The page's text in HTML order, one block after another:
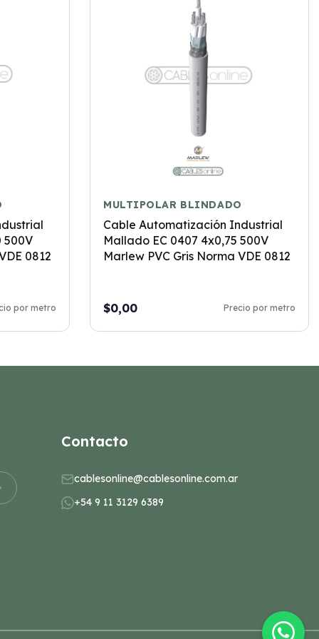
500V
0812
por metro
MULTIPOLAR BLINDADO
Cable Automatización Industrial
Mallado EC 0407 4x0,75 500V
Marlew PVC Gris Norma VDE 0812
$0,00 Precio por metro
Contacto
cablesonline@cablesonline.com.ar
+54 9 11 3129 6389